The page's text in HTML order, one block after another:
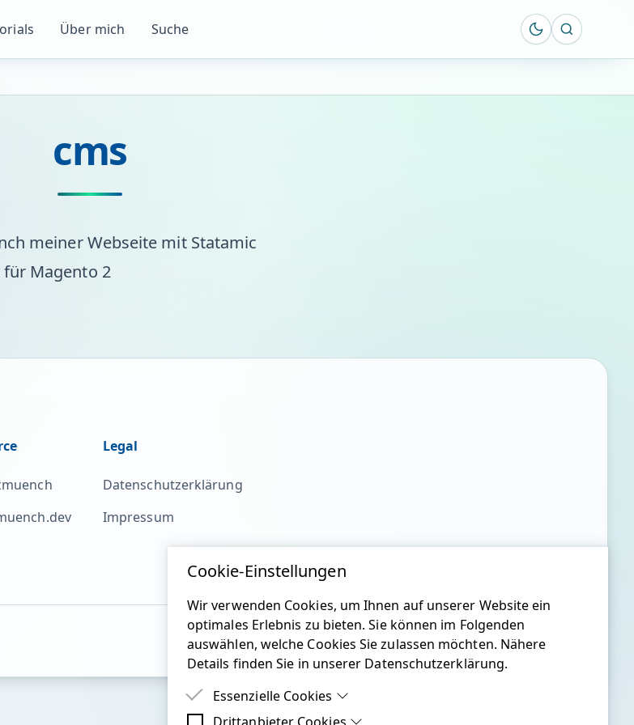
Über mich Suche Suche
cms
meiner Webseite mit Statamic
Magento 2
Cookie-Einstellungen
Wir verwenden Cookies, um Ihnen auf unserer Website ein
optimales Erlebnis zu bieten. Sie können im Folgenden
auswählen, welche Cookies Sie zulassen möchten. Nähere
Details finden Sie in unserer Datenschutzerklärung.
Essenzielle Cookies
Legal
Datenschutzerklärung
Impressum